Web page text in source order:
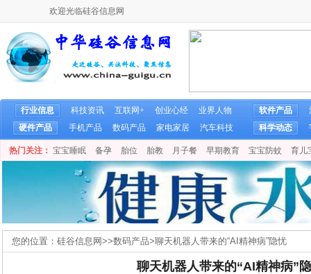
欢迎光临硅谷信息网
行业信息 科技资讯 互联网+ 创业心经
业界人物
硬件产品
手机产品 数码产品 家电家居 汽车科技
软件产品
科学动态
热门关注： 宝宝睡眠 备孕 胎位 胎教 月子餐 早期教育 宝宝防蚊 育儿
您的位置： 硅谷信息网>>数码产品>聊天机器人带来的“AI精神病”隐忧
聊天机器人带来的“AI精神病”